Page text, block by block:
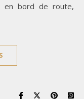
en bord de route,